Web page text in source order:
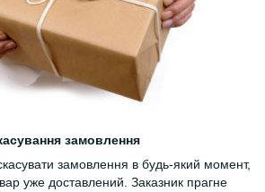
замовлення
замовлення в будь-який момент,
уже доставлений. Заказник прагне